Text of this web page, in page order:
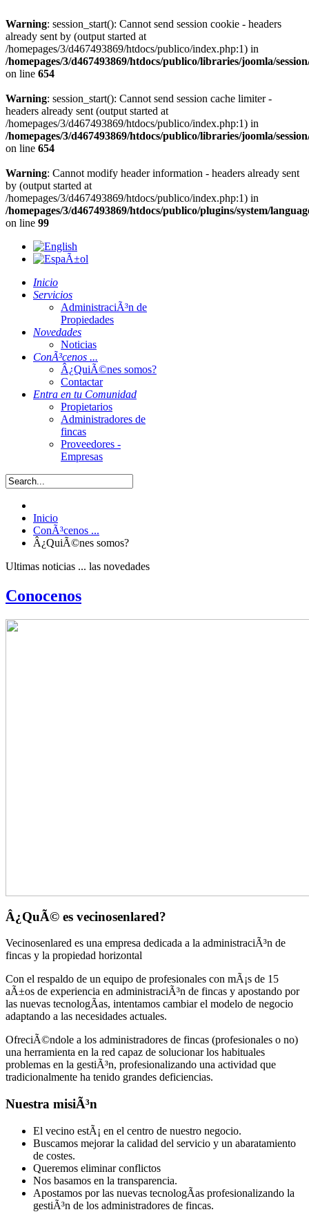
Warning: session_start(): Cannot send session cookie - headers
already sent by (output started at
/homepages/3/d467493869/htdocs/publico/index.php:1) in
/homepages/3/d467493869/htdocs/publico/libraries/joomla/
on line 654
Warning: session_start(): Cannot send session cache limiter -
headers already sent (output started at
/homepages/3/d467493869/htdocs/publico/index.php:1) in
/homepages/3/d467493869/htdocs/publico/libraries/joomla/
on line 654
Warning: Cannot modify header information - headers already sent
by (output started at
/homepages/3/d467493869/htdocs/publico/index.php:1) in
/homepages/3/d467493869/htdocs/publico/plugins/system/
on line 99
Inicio
Servicios
AdministraciÃ³n de
Propiedades
Novedades
Noticias
ConÃ³cenos ...
Â¿QuiÃ©nes somos?
Contactar
Entra en tu Comunidad
Propietarios
Administradores de
fincas
Proveedores -
Empresas
Inicio
ConÃ³cenos ...
Â¿QuiÃ©nes somos?
Ultimas noticias ... las novedades
Conocenos
Â¿QuÃ© es vecinosenlared?
Vecinosenlared es una empresa dedicada a la administraciÃ³n de
fincas y la propiedad horizontal
Con el respaldo de un equipo de profesionales con mÃ¡s de 15
aÃ±os de experiencia en administraciÃ³n de fincas y apostando por
las nuevas tecnologÃ­as, intentamos cambiar el modelo de negocio
adaptando a las necesidades actuales.
OfreciÃ©ndole a los administradores de fincas (profesionales o no)
una herramienta en la red capaz de solucionar los habituales
problemas en la gestiÃ³n, profesionalizando una actividad que
tradicionalmente ha tenido grandes deficiencias.
Nuestra misiÃ³n
El vecino estÃ¡ en el centro de nuestro negocio.
Buscamos mejorar la calidad del servicio y un abaratamiento
de costes.
Queremos eliminar conflictos
Nos basamos en la transparencia.
Apostamos por las nuevas tecnologÃ­as profesionalizando la
gestiÃ³n de los administradores de fincas.